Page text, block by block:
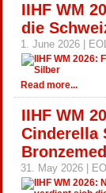
IIHF WM
die
1. June 2026 |
Read more...
IIHF WM
Cinderella
31. May 2026 |